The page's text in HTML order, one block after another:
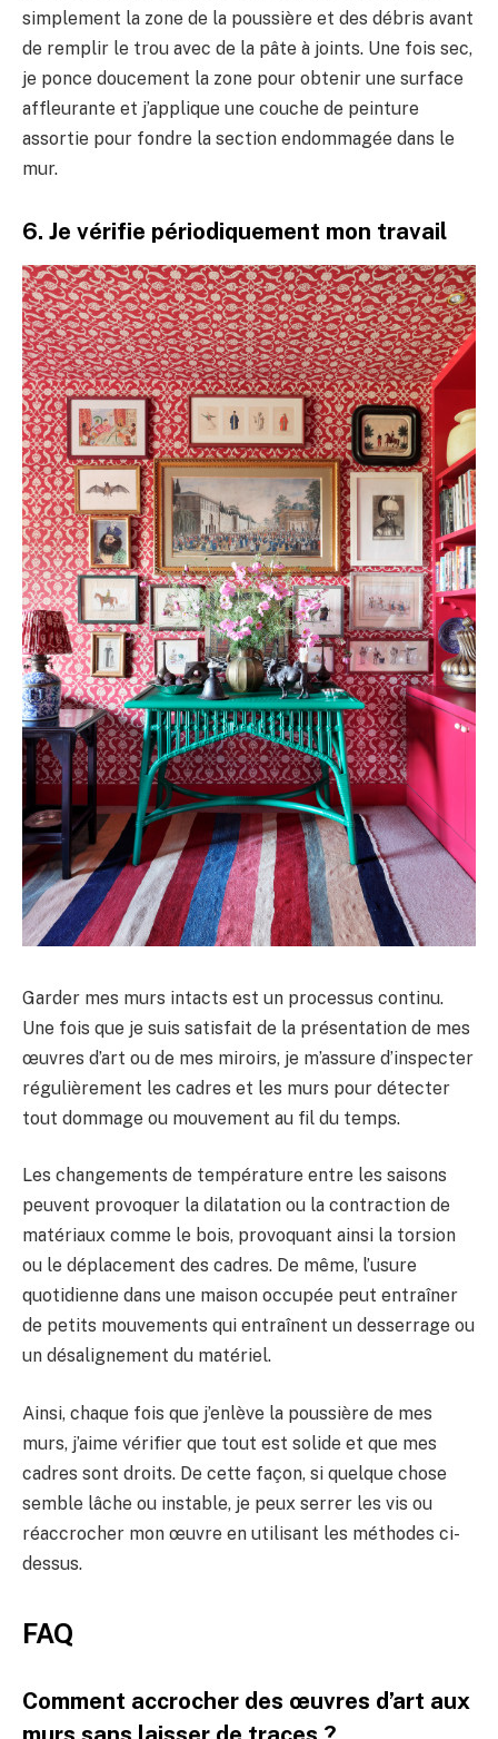
simplement la zone de la poussière et des débris avant
de remplir le trou avec de la pâte à joints. Une fois sec,
je ponce doucement la zone pour obtenir une surface
affleurante et j’applique une couche de peinture
assortie pour fondre la section endommagée dans le
mur.
6. Je vérifie périodiquement mon travail
Garder mes murs intacts est un processus continu.
Une fois que je suis satisfait de la présentation de mes
œuvres d’art ou de mes miroirs, je m’assure d’inspecter
régulièrement les cadres et les murs pour détecter
tout dommage ou mouvement au fil du temps.
Les changements de température entre les saisons
peuvent provoquer la dilatation ou la contraction de
matériaux comme le bois, provoquant ainsi la torsion
ou le déplacement des cadres. De même, l’usure
quotidienne dans une maison occupée peut entraîner
de petits mouvements qui entraînent un desserrage ou
un désalignement du matériel.
Ainsi, chaque fois que j’enlève la poussière de mes
murs, j’aime vérifier que tout est solide et que mes
cadres sont droits. De cette façon, si quelque chose
semble lâche ou instable, je peux serrer les vis ou
réaccrocher mon œuvre en utilisant les méthodes ci-
dessus.
FAQ
Comment accrocher des œuvres d’art aux